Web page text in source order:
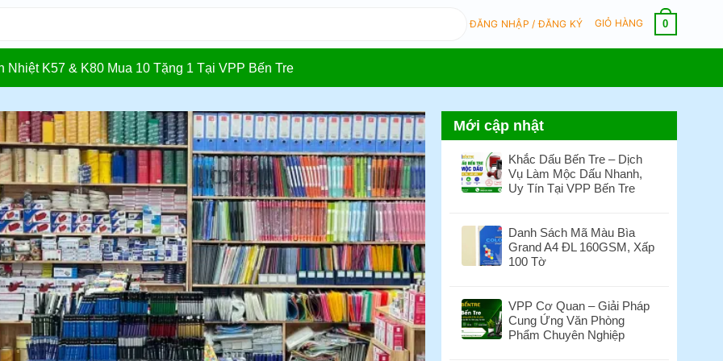
ĐĂNG NHẬP / ĐĂNG KÝ GIỎ HÀNG 0
Nhiệt K57 & K80 Mua 10 Tặng 1 Tại VPP Bến Tre
Mới cập nhật
Khắc Dấu Bến Tre – Dịch
Vụ Làm Mộc Dấu Nhanh,
Uy Tín Tại VPP Bến Tre
bình
luận
ở
Bến
Tre
–
Danh Sách Mã Màu Bìa
Grand A4 ĐL 160GSM, Xấp
100 Tờ
bình
luận
ở
VPP Cơ Quan – Giải Pháp
Cung Ứng Văn Phòng
Phẩm Chuyên Nghiệp